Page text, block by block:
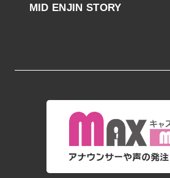
MID ENJIN STORY